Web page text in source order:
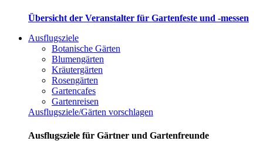
Übersicht der Veranstalter für Gartenfeste und -messen
Ausflugsziele
Botanische Gärten
Blumengärten
Kräutergärten
Rosengärten
Gartencafes
Gartenreisen
Ausflugsziele/Gärten vorschlagen
Ausflugsziele für Gärtner und Gartenfreunde